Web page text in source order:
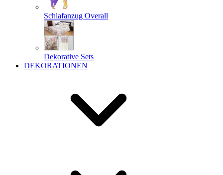
Schlafanzug Overall
Dekorative Sets
DEKORATIONEN